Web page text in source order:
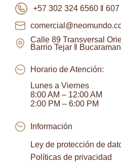
+57 302 324 6560 ‖
Calle 89 Transversal
Barrio Tejar ‖
Horario de Atención:
Lunes a Viernes
8:00 AM – 12:00 AM
2:00 PM – 6:00 PM
Información
Ley de protección de
Políticas de privacidad